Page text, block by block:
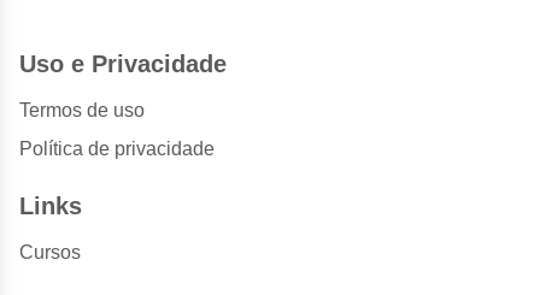
Uso e Privacidade
Termos de uso
Política de privacidade
Links
Cursos